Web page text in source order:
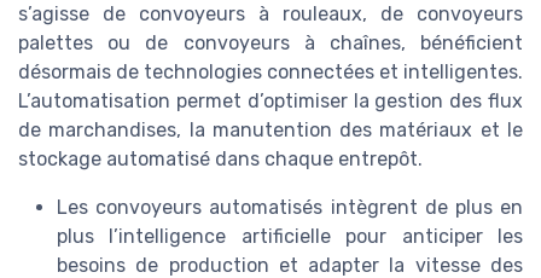
s’agisse de convoyeurs à rouleaux, de convoyeurs
palettes ou de convoyeurs à chaînes, bénéficient
désormais de technologies connectées et intelligentes.
L’automatisation permet d’optimiser la gestion des flux
de marchandises, la manutention des matériaux et le
stockage automatisé dans chaque entrepôt.
Les convoyeurs automatisés intègrent de plus en
plus l’intelligence artificielle pour anticiper les
besoins de production et adapter la vitesse des